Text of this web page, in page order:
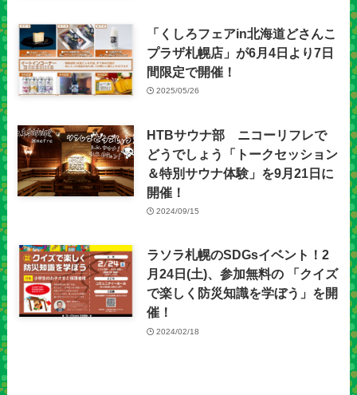
「くしろフェアin北海道どさんこ
プラザ札幌店」が6月4日より7日
間限定で開催！
2025/05/26
HTBサウナ部 ニコーリフレで
どうでしょう「トークセッション
＆特別サウナ体験」を9月21日に
開催！
2024/09/15
ラソラ札幌のSDGsイベント！2
月24日(土)、参加無料の 「クイズ
で楽しく防災知識を学ぼう」を開
催！
2024/02/18